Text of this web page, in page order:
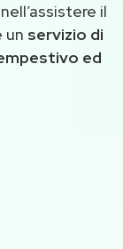
il
un servizio di
ed